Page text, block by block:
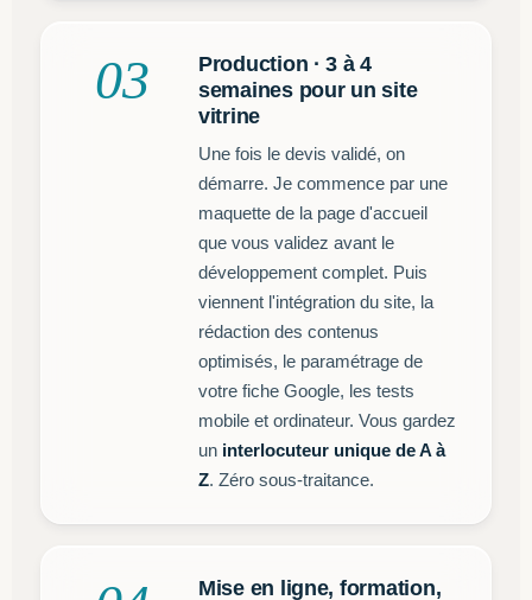
03
Production · 3 à 4
semaines pour un site
vitrine
Une fois le devis validé, on
démarre. Je commence par une
maquette de la page d'accueil
que vous validez avant le
développement complet. Puis
viennent l'intégration du site, la
rédaction des contenus
optimisés, le paramétrage de
votre fiche Google, les tests
mobile et ordinateur. Vous gardez
un interlocuteur unique de A à
Z. Zéro sous-traitance.
Mise en ligne, formation,